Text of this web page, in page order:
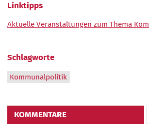
Linktipps
Aktuelle Veranstaltungen zum Thema
Schlagworte
Kommunalpolitik
KOMMENTARE